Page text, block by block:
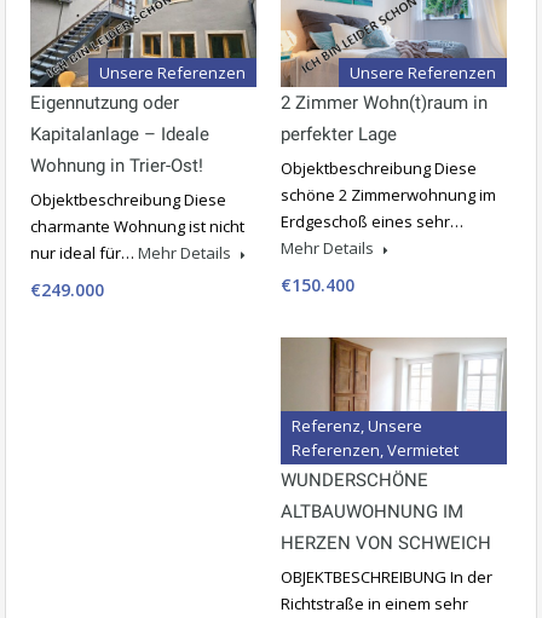
Unsere Referenzen
Eigennutzung oder
Kapitalanlage – Ideale
Wohnung in Trier-Ost!
Objektbeschreibung Diese
charmante Wohnung ist nicht
nur ideal für… Mehr Details
€249.000
Unsere Referenzen
2 Zimmer Wohn(t)raum in
perfekter Lage
Objektbeschreibung Diese
schöne 2 Zimmerwohnung im
Erdgeschoß eines sehr…
Mehr Details
€150.400
Referenz, Unsere
Referenzen, Vermietet
WUNDERSCHÖNE
ALTBAUWOHNUNG IM
HERZEN VON SCHWEICH
OBJEKTBESCHREIBUNG In der
Richtstraße in einem sehr